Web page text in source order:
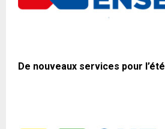
De nouveaux services pour l’été